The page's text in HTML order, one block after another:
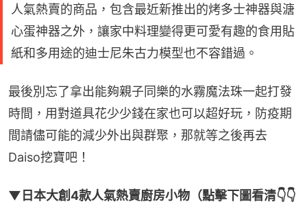
人氣熱賣的商品，包含最近新推出的烤多士神器與溏
心蛋神器之外，讓家中料理變得更可愛有趣的食用貼
紙和多用途的迪士尼朱古力模型也不容錯過。
最後別忘了拿出能夠親子同樂的水霧魔法珠一起打發
時間，用對道具花少少錢在家也可以超好玩，防疫期
間請儘可能的減少外出與群聚，那就等之後再去
Daiso挖寶吧！
▼日本大創4款人氣熱賣廚房小物（點擊下圖看清👇👇